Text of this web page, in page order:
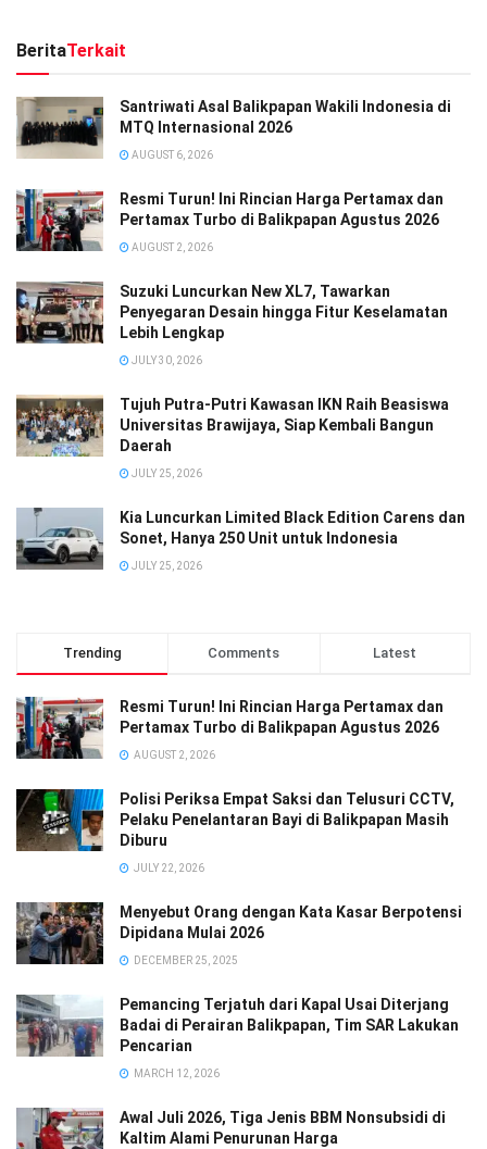
BeritaTerkait
Santriwati Asal Balikpapan Wakili Indonesia di
MTQ Internasional 2026
AUGUST 6, 2026
Resmi Turun! Ini Rincian Harga Pertamax dan
Pertamax Turbo di Balikpapan Agustus 2026
AUGUST 2, 2026
Suzuki Luncurkan New XL7, Tawarkan
Penyegaran Desain hingga Fitur Keselamatan
Lebih Lengkap
JULY 30, 2026
Tujuh Putra-Putri Kawasan IKN Raih Beasiswa
Universitas Brawijaya, Siap Kembali Bangun
Daerah
JULY 25, 2026
Kia Luncurkan Limited Black Edition Carens dan
Sonet, Hanya 250 Unit untuk Indonesia
JULY 25, 2026
Trending Comments Latest
Resmi Turun! Ini Rincian Harga Pertamax dan
Pertamax Turbo di Balikpapan Agustus 2026
AUGUST 2, 2026
Polisi Periksa Empat Saksi dan Telusuri CCTV,
Pelaku Penelantaran Bayi di Balikpapan Masih
Diburu
JULY 22, 2026
Menyebut Orang dengan Kata Kasar Berpotensi
Dipidana Mulai 2026
DECEMBER 25, 2025
Pemancing Terjatuh dari Kapal Usai Diterjang
Badai di Perairan Balikpapan, Tim SAR Lakukan
Pencarian
MARCH 12, 2026
Awal Juli 2026, Tiga Jenis BBM Nonsubsidi di
Kaltim Alami Penurunan Harga